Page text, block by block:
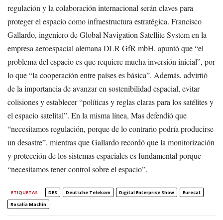
regulación y la colaboración internacional serán claves para
proteger el espacio como infraestructura estratégica. Francisco
Gallardo, ingeniero de Global Navigation Satellite System en la
empresa aeroespacial alemana DLR GfR mbH, apuntó que “el
problema del espacio es que requiere mucha inversión inicial”, por
lo que “la cooperación entre países es básica”. Además, advirtió
de la importancia de avanzar en sostenibilidad espacial, evitar
colisiones y establecer “políticas y reglas claras para los satélites y
el espacio satelital”. En la misma línea, Mas defendió que
“necesitamos regulación, porque de lo contrario podría producirse
un desastre”, mientras que Gallardo recordó que la monitorización
y protección de los sistemas espaciales es fundamental porque
“necesitamos tener control sobre el espacio”.
ETIQUETAS DES Deutsche Telekom Digital Enterprise Show
Eurecat
Rosalía Machín